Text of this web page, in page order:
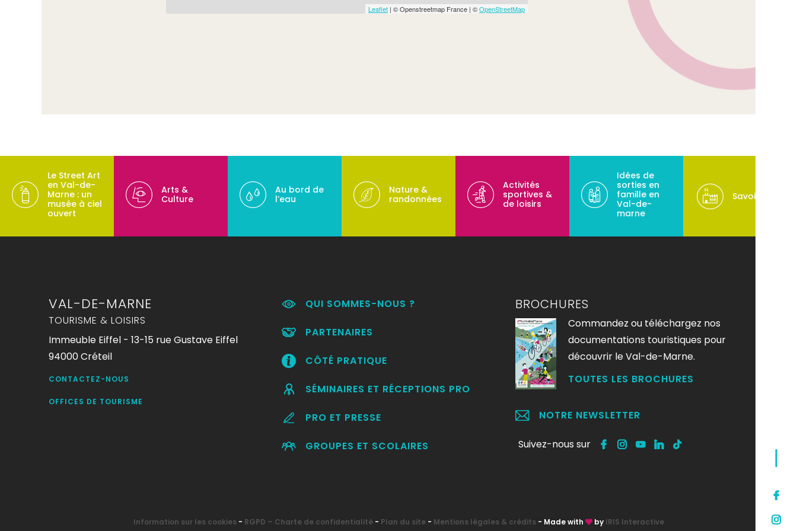
Leaflet | © Openstreetmap France | ©OpenStreetMap
Le Street Art
en Val-de-
Marne : un
musée à ciel
ouvert
Arts &
Culture
Au bord de
l’eau
Nature &
randonnées
Activités
sportives &
de loisirs
Idées de
sorties en
famille en
Val-de-
marne
Savoir-faire
VAL-DE-MARNE
TOURISME & LOISIRS
Immeuble Eiffel - 13-15 rue Gustave Eiffel
94000 Créteil
CONTACTEZ-NOUS
OFFICES DE TOURISME
QUI SOMMES-NOUS ?
PARTENAIRES
CÔTÉ PRATIQUE
SÉMINAIRES ET RÉCEPTIONS PRO
PRO ET PRESSE
GROUPES ET SCOLAIRES
BROCHURES
Commandez ou téléchargez nos
documentations touristiques pour
découvrir le Val-de-Marne.
TOUTES LES BROCHURES
NOTRE NEWSLETTER
Suivez-nous sur
Information sur les cookies- RGPD – Charte de confidentialité- Plan du site- Mentions légales & crédits- Made with by IRIS Interactive